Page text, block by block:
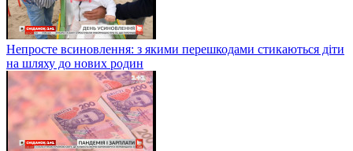
Непросте всиновлення: з якими перешкодами стикаються діти
на шляху до нових родин